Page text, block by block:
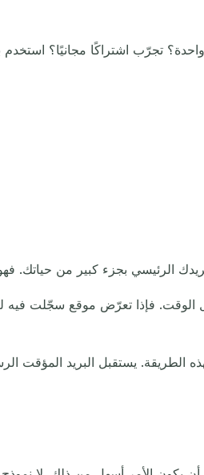
الوقت. فإذا تعرّض موقع سجّلت فيه
الطريقة. يستقبل البريد المؤقت